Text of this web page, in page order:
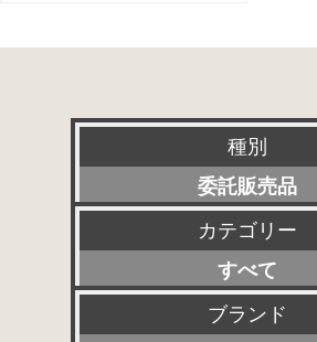
種別
委託販売品
新品
特選アクセサリー
特価品
カテゴリー
すべて
プリアンプ
ブランド